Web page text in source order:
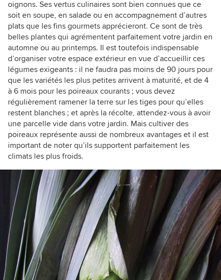
oignons. Ses vertus culinaires sont bien connues que ce
soit en soupe, en salade ou en accompagnement d’autres
plats que les fins gourmets apprécieront. Ce sont de très
belles plantes qui agrémentent parfaitement votre jardin en
automne ou au printemps. Il est toutefois indispensable
d’organiser votre espace extérieur en vue d’accueillir ces
légumes exigeants : il ne faudra pas moins de 90 jours pour
que les variétés les plus petites arrivent à maturité, et de 4
à 6 mois pour les poireaux courants ; vous devez
régulièrement ramener la terre sur les tiges pour qu’elles
restent blanches ; et après la récolte, attendez-vous à avoir
une parcelle vide dans votre jardin. Mais cultiver des
poireaux représente aussi de nombreux avantages et il est
important de noter qu’ils supportent parfaitement les
climats les plus froids.